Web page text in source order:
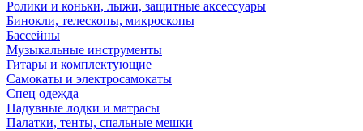
Ролики и коньки, лыжи, защитные аксессуары
Бинокли, телескопы, микроскопы
Бассейны
Музыкальные инструменты
Гитары и комплектующие
Самокаты и электросамокаты
Спец одежда
Надувные лодки и матрасы
Палатки, тенты, спальные мешки